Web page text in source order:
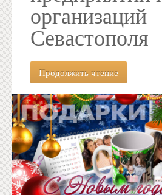
организаций
Севастополя
Продолжить чтение